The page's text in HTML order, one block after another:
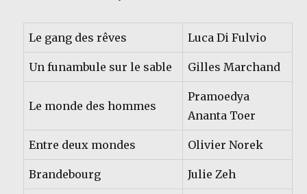
Le gang des rêves Luca Di Fulvio
Un funambule sur le sable Gilles Marchand
Le monde des hommes
Pramoedya
Ananta Toer
Entre deux mondes Olivier Norek
Brandebourg Julie Zeh